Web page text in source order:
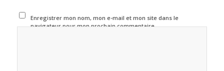
Enregistrer mon nom, mon e-mail et mon site dans le
navigateur pour mon prochain commentaire.